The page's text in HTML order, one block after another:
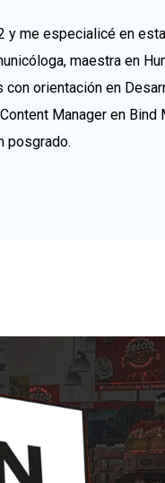
me especialicé en
maestra en
con orientación en
Manager en Bind
posgrado.